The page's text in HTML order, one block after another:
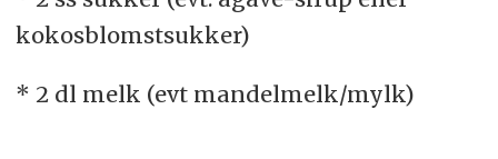
kokosblomstsukker)
* 2 dl melk (evt mandelmelk/mylk)